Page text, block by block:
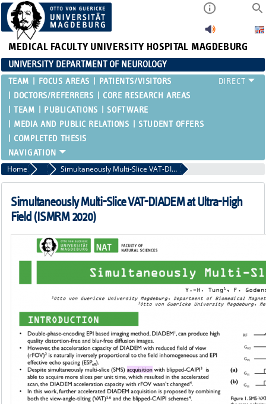
MEDICAL FACULTY UNIVERSITY HOSPITAL MAGDEBURG
UNIVERSITY DEPARTMENT OF NEUROLOGY
TEAM FOCUS AREAS
PATIENTS/VISITORS
DOCTORS/REFERRERS
CORE RESEARCH AREAS
TEAM
PUBLICATIONS
SOFTWARE
MEDIA AND PUBLIC RELATIONS
STUDENT OFFERS
COMPLETED THESIS
Home Posters Simultaneously Multi-Slice VAT-DIADEM at Ultra-High Field
Simultaneously Multi-Slice VAT-DIADEM at Ultra-High
Field (ISMRM 2020)